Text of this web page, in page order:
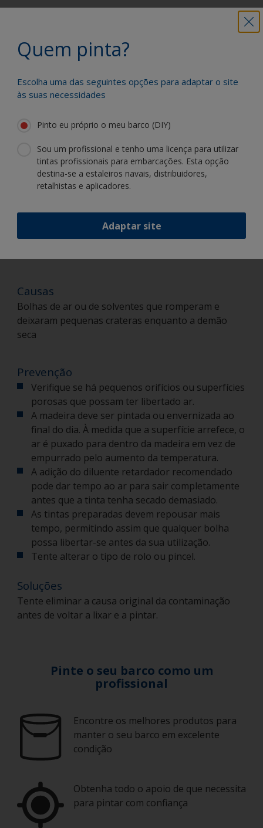
Formação de depressões em forma de pequenas
tigelas no filme da tinta - não deve ser confundida
diferentes.
Causas
Bolhas de ar ou de solventes que romperam e
deixaram pequenas crateras enquanto a demão
seca
Prevenção
Verifique se há pequenos orifícios ou superfícies
porosas que possam ter libertado ar.
A madeira deve ser pintada ou envernizada ao
final do dia. À medida que a superfície arrefece, o
ar é puxado para dentro da madeira em vez de
empurrado pelo aumento da temperatura.
A adição do diluente retardador recomendado
pode dar tempo ao ar para sair completamente
antes que a tinta tenha secado demasiado.
As tintas preparadas devem repousar mais
tempo, permitindo assim que qualquer bolha
possa libertar-se antes da sua utilização.
Tente alterar o tipo de rolo ou pincel.
Soluções
Tente eliminar a causa original da contaminação
antes de voltar a lixar e a pintar.
Quem pinta?
Escolha uma das seguintes opções para adaptar o site
às suas necessidades
Pinto eu próprio o meu barco (DIY)
Sou um profissional e tenho uma licença para utilizar
tintas profissionais para embarcações. Esta opção
destina-se a estaleiros navais, distribuidores,
retalhistas e aplicadores.
Adaptar site
Pinte o seu barco como um
profissional
Encontre os melhores produtos para
manter o seu barco em excelente
condição
Obtenha todo o apoio de que necessita
para pintar com confiança